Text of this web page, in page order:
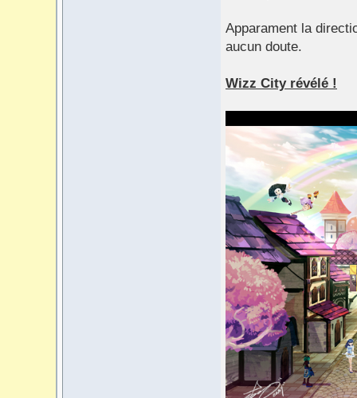
Apparament la
aucun doute.
Wizz City révélé !